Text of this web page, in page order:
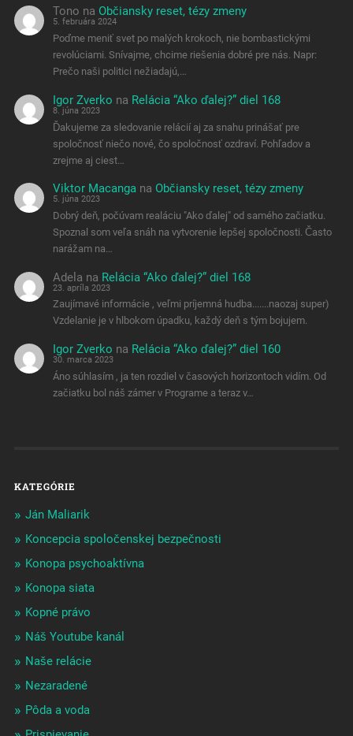
Tono na Občiansky reset, tézy zmeny
5. februára 2024
Poďme meniť svet po malých krokoch, nie bombastickými
revolúciami. Snívajme, chcime riešenia dobré pre nás. Napr:
Prečo naši politici nežiadajú,…
Igor Zverko na Relácia “Ako ďalej?” diel 168
8. júna 2023
Ďakujeme za sledovanie relácií aj za snahu prinášať pre
spoločnosť niečo nové, čo spoločnosť ozdraví. Pohľadov a
zrejme aj ciest…
Viktor Macanga na Občiansky reset, tézy zmeny
5. júna 2023
Dobrý deň, počúvam realáciu "Ako ďalej" od samého začiatku.
Spoznal som veľa snáh na vytvorenie lepšej spoločnosti. Často
narážam na…
Adela na Relácia “Ako ďalej?” diel 168
23. apríla 2023
Zaujímavé informácie , veľmi príjemná hudba.......naozaj super)
Vzdelanie je v hlbokom úpadku, každý deň s tým bojujem.
Igor Zverko na Relácia “Ako ďalej?” diel 160
30. marca 2023
Áno súhlasím , ja ten rozdiel v časových horizontoch vidím. Od
začiatku bol náš zámer v Programe a teraz v…
KATEGÓRIE
Ján Maliarik
Koncepcia spoločenskej bezpečnosti
Konopa psychoaktívna
Konopa siata
Kopné právo
Náš Youtube kanál
Naše relácie
Nezaradené
Pôda a voda